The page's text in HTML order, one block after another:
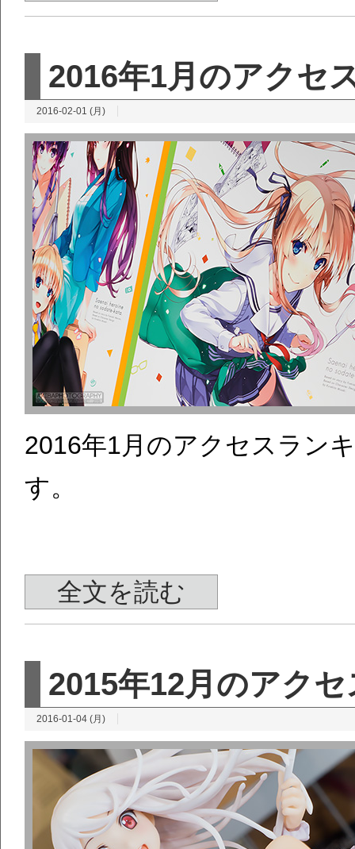
2016年1月のアクセ
2016-02-01 (月)
2016年1月のアクセスラン
す。
全文を読む
2015年12月のアク
2016-01-04 (月)